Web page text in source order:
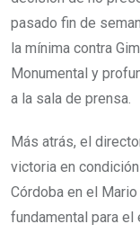
pasado fin de
la mínima contra
Monumental y
a la sala de prensa.
Más atrás, el
victoria en
Córdoba en el
fundamental para